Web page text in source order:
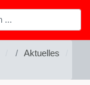
Aktuelles